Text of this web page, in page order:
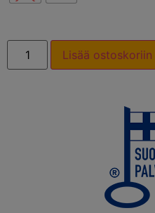
Lisää ostoskoriin